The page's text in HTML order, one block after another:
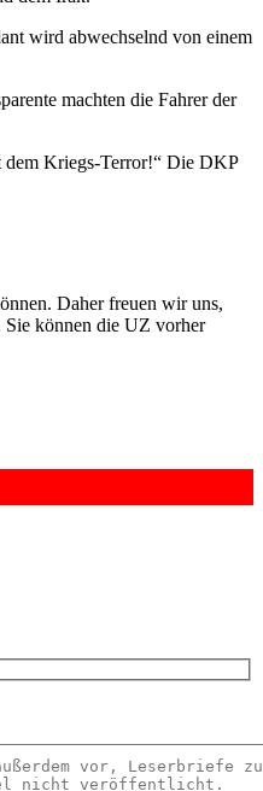
wird abwechselnd von einem
machten die Fahrer der
dem Kriegs-Terror!“ Die DKP
Daher freuen wir uns,
Sie können die UZ vorher